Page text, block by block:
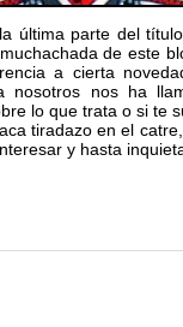
última parte del
de este
a cierta
nos ha
lo que trata o si te
tiradazo en el
y hasta